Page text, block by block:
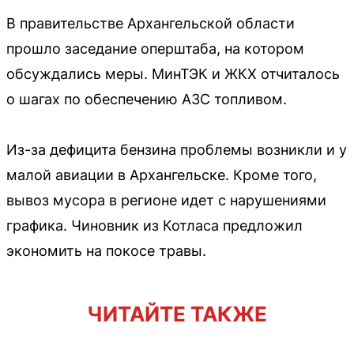
В правительстве Архангельской области
прошло заседание оперштаба, на котором
обсуждались меры. МинТЭК и ЖКХ отчиталось
о шагах по обеспечению АЗС топливом.
Из-за дефицита бензина проблемы возникли и у
малой авиации в Архангельске. Кроме того,
вывоз мусора в регионе идет с нарушениями
графика. Чиновник из Котласа предложил
экономить на покосе травы.
ЧИТАЙТЕ ТАКЖЕ